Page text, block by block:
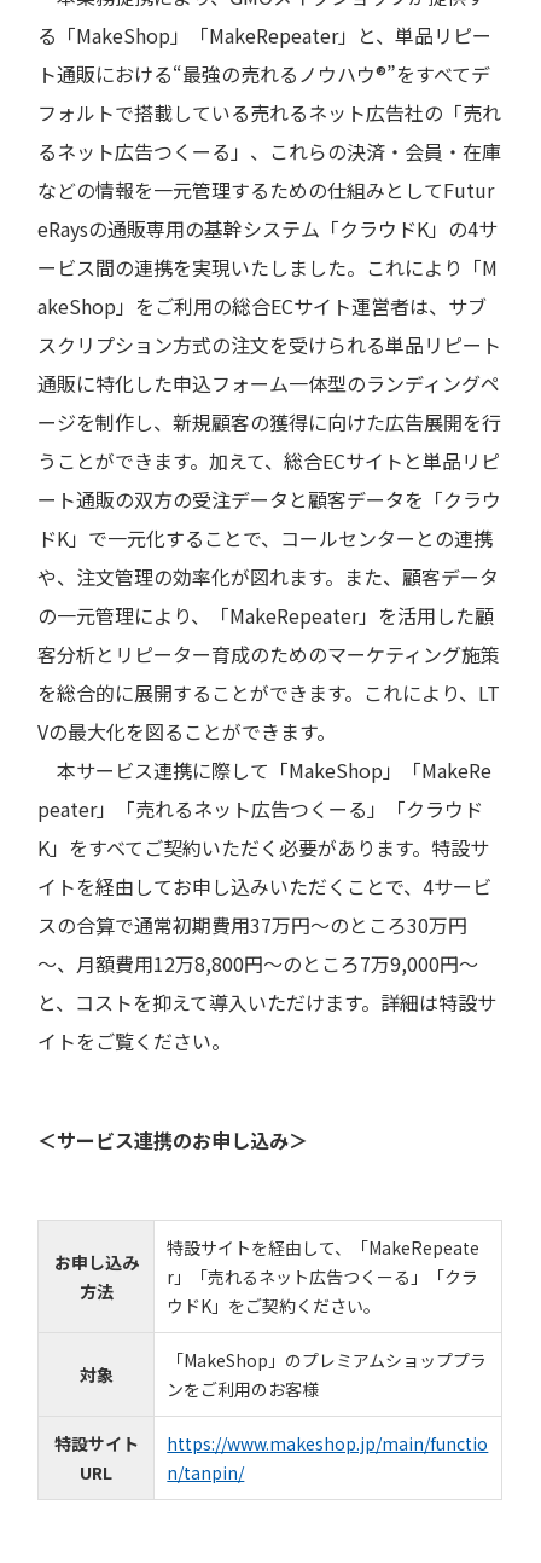
る「MakeShop」「MakeRepeater」と、単品リピー
ト通販における“最強の売れるノウハウ®”をすべてデ
フォルトで搭載している売れるネット広告社の「売れ
るネット広告つくーる」、これらの決済・会員・在庫
などの情報を一元管理するための仕組みとしてFutur
eRaysの通販専用の基幹システム「クラウドK」の4サ
ービス間の連携を実現いたしました。これにより「M
akeShop」をご利用の総合ECサイト運営者は、サブ
スクリプション方式の注文を受けられる単品リピート
通販に特化した申込フォーム一体型のランディングペ
ージを制作し、新規顧客の獲得に向けた広告展開を行
うことができます。加えて、総合ECサイトと単品リピ
ート通販の双方の受注データと顧客データを「クラウ
ドK」で一元化することで、コールセンターとの連携
や、注文管理の効率化が図れます。また、顧客データ
の一元管理により、「MakeRepeater」を活用した顧
客分析とリピーター育成のためのマーケティング施策
を総合的に展開することができます。これにより、LT
Vの最大化を図ることができます。
本サービス連携に際して「MakeShop」「MakeRe
peater」「売れるネット広告つくーる」「クラウド
K」をすべてご契約いただく必要があります。特設サ
イトを経由してお申し込みいただくことで、4サービ
スの合算で通常初期費用37万円～のところ30万円
～、月額費用12万8,800円～のところ7万9,000円～
と、コストを抑えて導入いただけます。詳細は特設サ
イトをご覧ください。
＜サービス連携のお申し込み＞
お申し込み
方法
特設サイトを経由して、「MakeRepeate
r」「売れるネット広告つくーる」「クラ
ウドK」をご契約ください。
対象
「MakeShop」のプレミアムショッププラ
ンをご利用のお客様
特設サイト
URL
https://www.makeshop.jp/main/functio
n/tanpin/